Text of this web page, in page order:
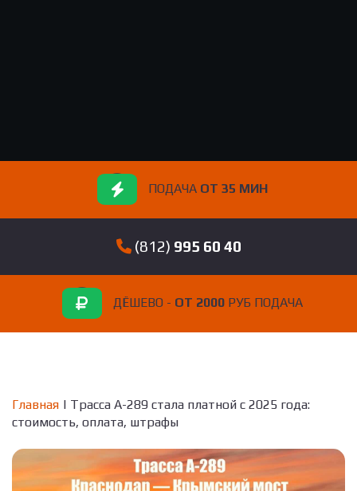
ПОДАЧА ОТ 35 МИН
(812) 995 60 40
ДЁШЕВО - ОТ 2000РУБ ПОДАЧА
Главная | Трасса А-289 стала платной с 2025 года:
стоимость, оплата, штрафы